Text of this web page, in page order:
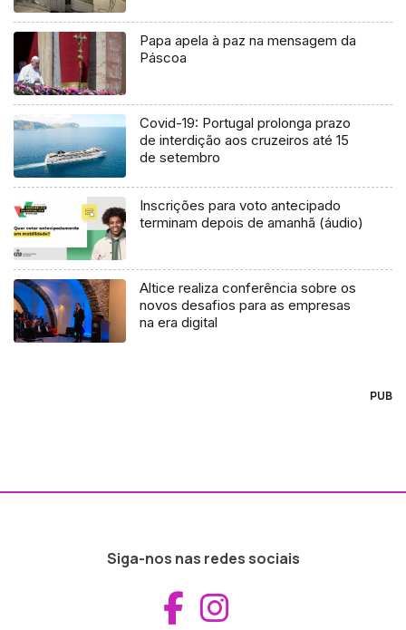
Papa apela à paz na mensagem da
Páscoa
Covid-19: Portugal prolonga prazo
de interdição aos cruzeiros até 15
de setembro
Inscrições para voto antecipado
terminam depois de amanhã (áudio)
Altice realiza conferência sobre os
novos desafios para as empresas
na era digital
PUB
Siga-nos nas redes sociais
Aceder ao